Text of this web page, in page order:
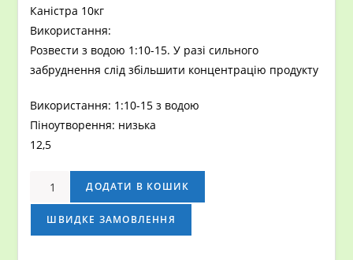
Каністра 10кг
Використання:
Розвести з водою 1:10-15. У разі сильного
забруднення слід збільшити концентрацію продукту
Використання: 1:10-15 з водою
Піноутворення: низька
12,5
Средство
очистки
ковровых
ДОДАТИ В КОШИК
ШВИДКЕ ЗАМОВЛЕННЯ